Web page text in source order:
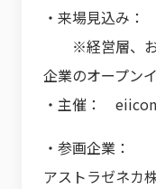
・来場見込み
※経営層、お
企業のオープン
・主催：
・参画企業：
アストラゼネカ